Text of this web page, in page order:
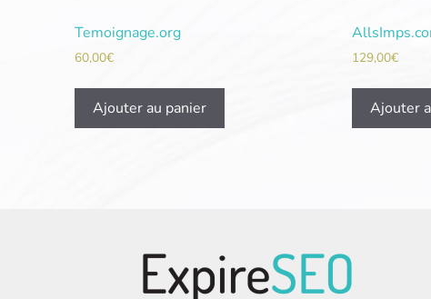
Temoignage.org
60,00€
Ajouter au panier
129,00€
Ajouter